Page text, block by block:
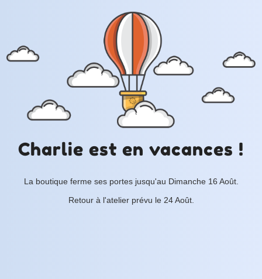
Charlie est en vacances !
La boutique ferme ses portes jusqu'au Dimanche 16 Août.
Retour à l'atelier prévu le 24 Août.